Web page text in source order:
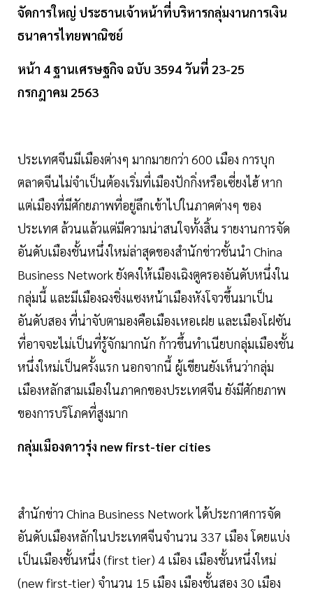
จัดการใหญ่ ประธานเจ้าหน้าที่บริหารกลุ่มงานการเงิน
ธนาคารไทยพาณิชย์
หน้า 4 ฐานเศรษฐกิจ ฉบับ 3594 วันที่ 23-25
กรกฎาคม 2563
ประเทศจีนมีเมืองต่างๆ มากมายกว่า 600 เมือง การบุก
ตลาดจีนไม่จำเป็นต้องเริ่มที่เมืองปักกิ่งหรือเซี่ยงไฮ้ หาก
แต่เมืองที่มีศักยภาพที่อยู่ลึกเข้าไปในภาคต่างๆ ของ
ประเทศ ล้วนแล้วแต่มีความน่าสนใจทั้งสิ้น รายงานการจัด
อันดับเมืองชั้นหนึ่งใหม่ล่าสุดของสำนักข่าวชั้นนำ China
Business Network ยังคงให้เมืองเฉิงตูครองอันดับหนึ่งใน
กลุ่มนี้ และมีเมืองฉงชิ่งแซงหน้าเมืองหังโจวขึ้นมาเป็น
อันดับสอง ที่น่าจับตามองคือเมืองเหอเฝย และเมืองโฝซัน
ที่อาจจะไม่เป็นที่รู้จักมากนัก ก้าวขึ้นทำเนียบกลุ่มเมืองชั้น
หนึ่งใหม่เป็นครั้งแรก นอกจากนี้ ผู้เขียนยังเห็นว่ากลุ่ม
เมืองหลักสามเมืองในภาคกของประเทศจีน ยังมีศักยภาพ
ของการบริโภคที่สูงมาก
กลุ่มเมืองดาวรุ่ง new first-tier cities
สำนักข่าว China Business Network ได้ประกาศการจัด
อันดับเมืองหลักในประเทศจีนจำนวน 337 เมือง โดยแบ่ง
เป็นเมืองชั้นหนึ่ง (first tier) 4 เมือง เมืองชั้นหนึ่งใหม่
(new first-tier) จำนวน 15 เมือง เมืองชั้นสอง 30 เมือง